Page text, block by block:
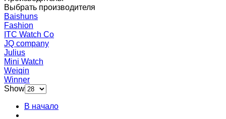
Выбрать производителя
Baishuns
Fashion
ITC Watch Co
JQ company
Julius
Mini Watch
Weiqin
Winner
Show
В начало